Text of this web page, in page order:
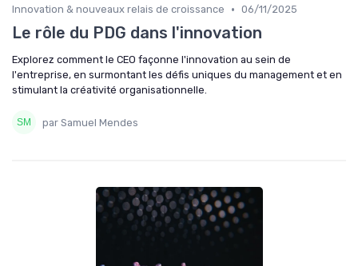
Innovation & nouveaux relais de croissance • 06/11/2025
Le rôle du PDG dans l'innovation
Explorez comment le CEO façonne l'innovation au sein de
l'entreprise, en surmontant les défis uniques du management et en
stimulant la créativité organisationnelle.
par Samuel Mendes